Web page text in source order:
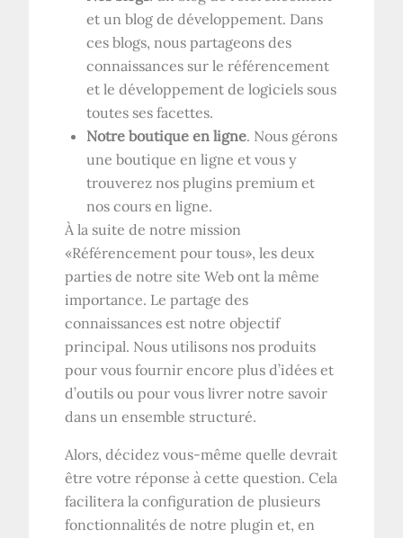
et un blog de développement. Dans
ces blogs, nous partageons des
connaissances sur le référencement
et le développement de logiciels sous
toutes ses facettes.
Notre boutique en ligne. Nous gérons
une boutique en ligne et vous y
trouverez nos plugins premium et
nos cours en ligne.
À la suite de notre mission
«Référencement pour tous», les deux
parties de notre site Web ont la même
importance. Le partage des
connaissances est notre objectif
principal. Nous utilisons nos produits
pour vous fournir encore plus d’idées et
d’outils ou pour vous livrer notre savoir
dans un ensemble structuré.
Alors, décidez vous-même quelle devrait
être votre réponse à cette question. Cela
facilitera la configuration de plusieurs
fonctionnalités de notre plugin et, en